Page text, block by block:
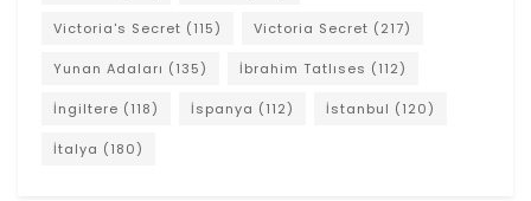
Victoria's Secret (115) Victoria Secret (217)
Yunan Adaları (135) İbrahim Tatlıses (112)
İngiltere (118) İspanya (112) İstanbul (120)
İtalya (180)